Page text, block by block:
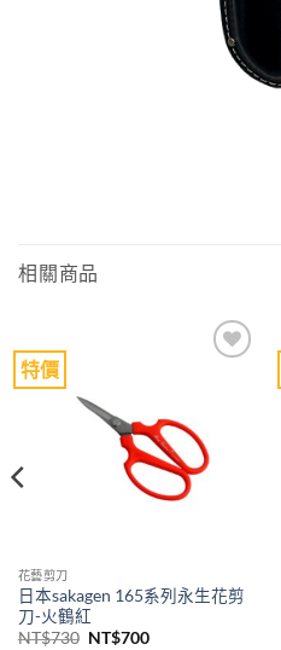
相關商品
特價
花藝剪刀
日本sakagen 165系列永生花剪
刀-火鶴紅
NT$730 原
NT$700目